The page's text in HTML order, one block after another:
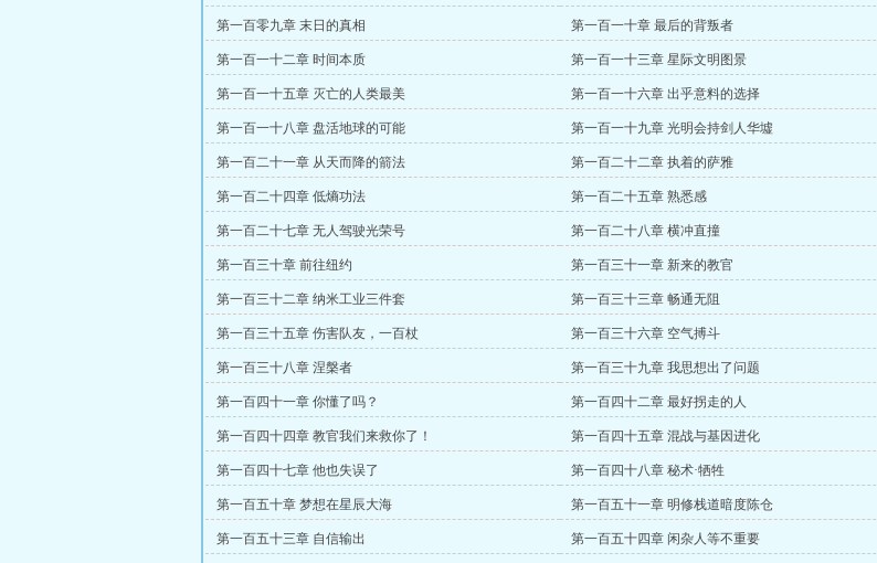
第一百零九章 末日的真相 第一百一十章 最后的背叛者
第一百一十二章 时间本质 第一百一十三章 星际文明图景
第一百一十五章 灭亡的人类最美 第一百一十六章 出乎意料的选择
第一百一十八章 盘活地球的可能 第一百一十九章 光明会持剑人华墟
第一百二十一章 从天而降的箭法 第一百二十二章 执着的萨雅
第一百二十四章 低熵功法 第一百二十五章 熟悉感
第一百二十七章 无人驾驶光荣号 第一百二十八章 横冲直撞
第一百三十章 前往纽约 第一百三十一章 新来的教官
第一百三十二章 纳米工业三件套 第一百三十三章 畅通无阻
第一百三十五章 伤害队友，一百杖 第一百三十六章 空气搏斗
第一百三十八章 涅槃者 第一百三十九章 我思想出了问题
第一百四十一章 你懂了吗？ 第一百四十二章 最好拐走的人
第一百四十四章 教官我们来救你了！ 第一百四十五章 混战与基因进化
第一百四十七章 他也失误了 第一百四十八章 秘术·牺牲
第一百五十章 梦想在星辰大海 第一百五十一章 明修栈道暗度陈仓
第一百五十三章 自信输出 第一百五十四章 闲杂人等不重要